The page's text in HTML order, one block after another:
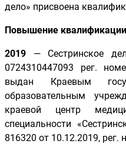
дело» присвоена
Повышение квалификации
2019 — Сестринское
0724310447093 рег.
выдан Краевым
образовательным
краевой центр
специальности «
816320 от 10.12.2019, рег.